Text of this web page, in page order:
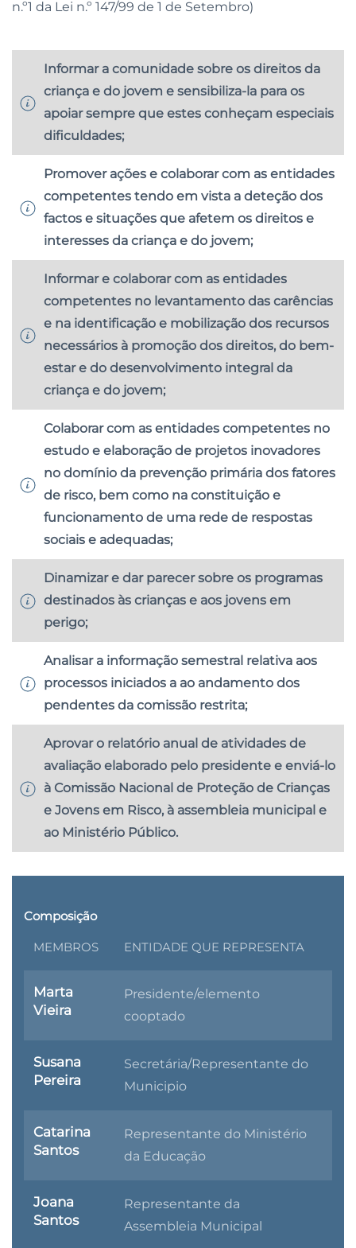
n.º1 da Lei n.º 147/99 de 1 de Setembro)
Informar a comunidade sobre os direitos da
criança e do jovem e sensibiliza-la para os
apoiar sempre que estes conheçam especiais
dificuldades;
Promover ações e colaborar com as entidades
competentes tendo em vista a deteção dos
factos e situações que afetem os direitos e
interesses da criança e do jovem;
Informar e colaborar com as entidades
competentes no levantamento das carências
e na identificação e mobilização dos recursos
necessários à promoção dos direitos, do bem-
estar e do desenvolvimento integral da
criança e do jovem;
Colaborar com as entidades competentes no
estudo e elaboração de projetos inovadores
no domínio da prevenção primária dos fatores
de risco, bem como na constituição e
funcionamento de uma rede de respostas
sociais e adequadas;
Dinamizar e dar parecer sobre os programas
destinados às crianças e aos jovens em
perigo;
Analisar a informação semestral relativa aos
processos iniciados a ao andamento dos
pendentes da comissão restrita;
Aprovar o relatório anual de atividades de
avaliação elaborado pelo presidente e enviá-lo
à Comissão Nacional de Proteção de Crianças
e Jovens em Risco, à assembleia municipal e
ao Ministério Público.
Composição
MEMBROS ENTIDADE QUE REPRESENTA
Marta
Vieira
Presidente/elemento
cooptado
Susana
Pereira
Secretária/Representante do
Municipio
Catarina
Santos
Representante do Ministério
da Educação
Joana
Santos
Representante da
Assembleia Municipal